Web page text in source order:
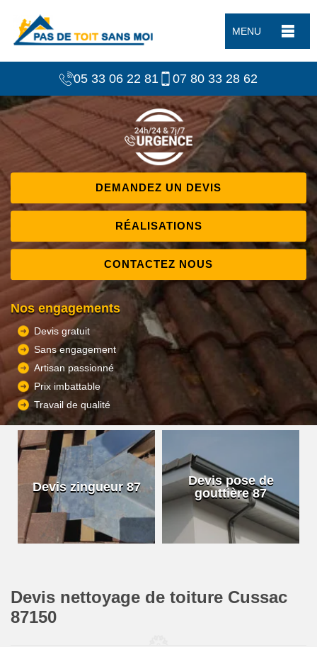
MENU
05 33 06 22 81 07 80 33 28 62
DEMANDEZ UN DEVIS
RÉALISATIONS
CONTACTEZ NOUS
Nos engagements
Devis gratuit
Sans engagement
Artisan passionné
Prix imbattable
Travail de qualité
Devis zingueur 87
Devis pose de
gouttière 87
Devis nettoyage de toiture Cussac
87150